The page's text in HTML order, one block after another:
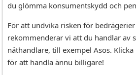
du glömma konsumentskydd och
För att undvika risken för
rekommenderar vi att du handlar av
näthandlare, till exempel Asos.
för att handla ännu billigare!